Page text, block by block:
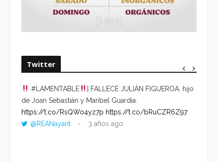
Twitter
#LAMENTABLE
| FALLECE JULIÁN FIGUEROA, hijo
de Joan Sebastián y Maribel Guardia.
https://t.co/RsQWo4yz7p https://t.co/bRuCZR6Z97
@REANayarit
3 años ago